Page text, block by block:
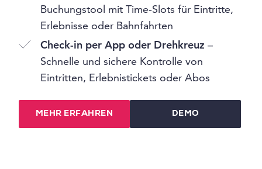
Buchungstool mit Time-Slots für Eintritte,
Erlebnisse oder Bahnfahrten
Check-in per App oder Drehkreuz –
Schnelle und sichere Kontrolle von
Eintritten, Erlebnistickets oder Abos
MEHR ERFAHREN DEMO